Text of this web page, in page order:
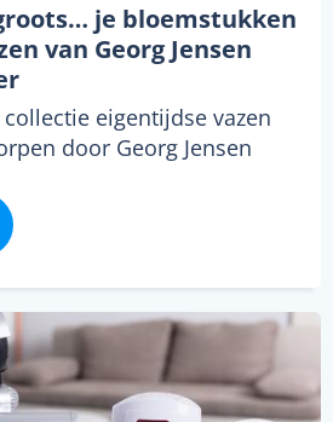
je bloemstukken
van Georg Jensen
eigentijdse vazen
door Georg Jensen